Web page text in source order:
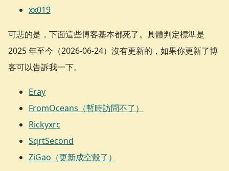
xx019
可悲的是，下面這些博客基本都死了。具體判定標準是
2025 年至今（2026-06-24）沒有更新的，如果你更新了博
客可以告訴我一下。
Eray
FromOceans（暫時訪問不了）
Rickyxrc
SqrtSecond
ZiGao（更新成空殼了）